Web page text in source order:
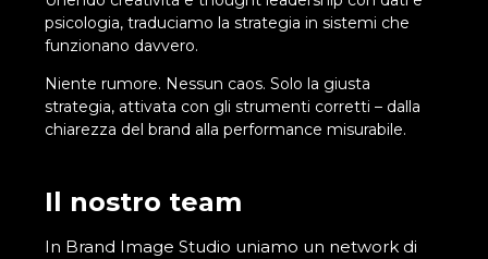
psicologia, traduciamo la strategia in sistemi che
funzionano davvero.
Niente rumore. Nessun caos. Solo la giusta
strategia, attivata con gli strumenti corretti – dalla
chiarezza del brand alla performance misurabile.
Il nostro team
In Brand Image Studio uniamo un network di